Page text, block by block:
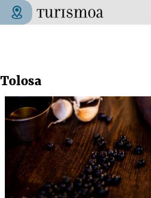
Aller au contenu principal
Tolosa